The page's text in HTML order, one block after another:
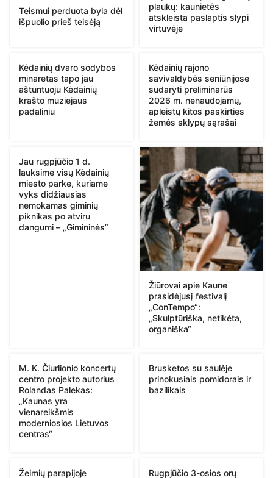
Teismui perduota byla dėl
išpuolio prieš teisėją
plaukų: kaunietės
atskleista paslaptis slypi
virtuvėje
Kėdainių dvaro sodybos
minaretas tapo jau
aštuntuoju Kėdainių
krašto muziejaus
padaliniu
Kėdainių rajono
savivaldybės seniūnijose
sudaryti preliminarūs
2026 m. nenaudojamų,
apleistų kitos paskirties
žemės sklypų sąrašai
Jau rugpjūčio 1 d.
lauksime visų Kėdainių
miesto parke, kuriame
vyks didžiausias
nemokamas giminių
piknikas po atviru
dangumi – „Gimininės”
Žiūrovai apie Kaune
prasidėjusį festivalį
„ConTempo“:
„Skulptūriška, netikėta,
organiška“
M. K. Čiurlionio koncertų
centro projekto autorius
Rolandas Palekas:
„Kaunas yra
vienareikšmis
moderniosios Lietuvos
centras“
Brusketos su saulėje
prinokusiais pomidorais ir
bazilikais
Žeimių parapijoje
Rugpjūčio 3-osios orų